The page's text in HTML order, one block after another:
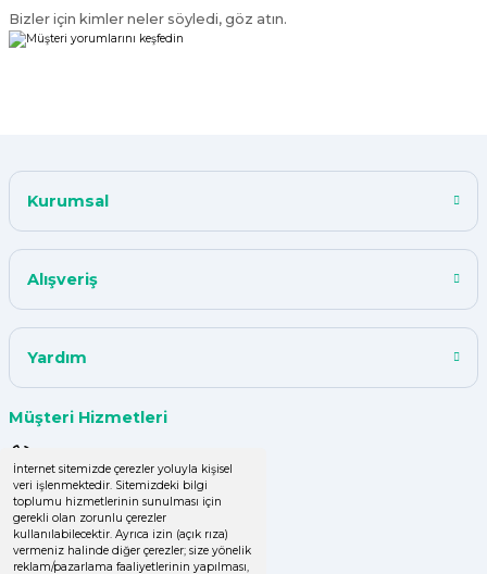
İnternet sitemizde çerezler yoluyla kişisel
veri işlenmektedir. Sitemizdeki bilgi
toplumu hizmetlerinin sunulması için
gerekli olan zorunlu çerezler
kullanılabilecektir. Ayrıca izin (açık rıza)
vermeniz halinde diğer çerezler; size yönelik
reklam/pazarlama faaliyetlerinin yapılması,
F... K... | 10/11/2024
kalitede
Y... A... | 18/07/2024
herşey çok iyi kalite ve fiyatları
GÜLDEN DEMİRCİ | 16/04/2024
Kolay işlem, hızlı sipariş oluşturma,
Bizler için kimler neler söyledi, göz atın.
Kurumsal
Alışveriş
Yardım
Müşteri Hizmetleri
0 (536) 060 16 65
info@yakutsanambalaj.com.tr
İletişim Bilgilerimiz